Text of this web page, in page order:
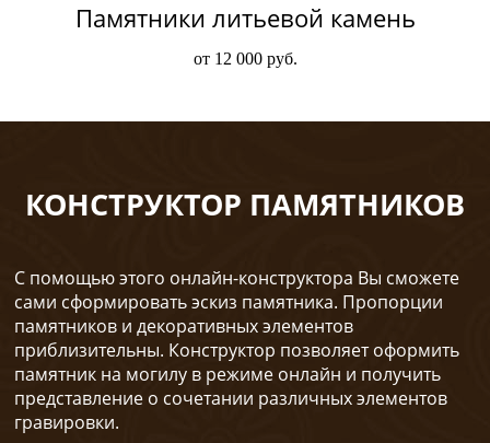
Памятники литьевой камень
от 12 000 руб.
КОНСТРУКТОР ПАМЯТНИКОВ
С помощью этого онлайн-конструктора Вы сможете
сами сформировать эскиз памятника. Пропорции
памятников и декоративных элементов
приблизительны. Конструктор позволяет оформить
памятник на могилу в режиме онлайн и получить
представление о сочетании различных элементов
гравировки.